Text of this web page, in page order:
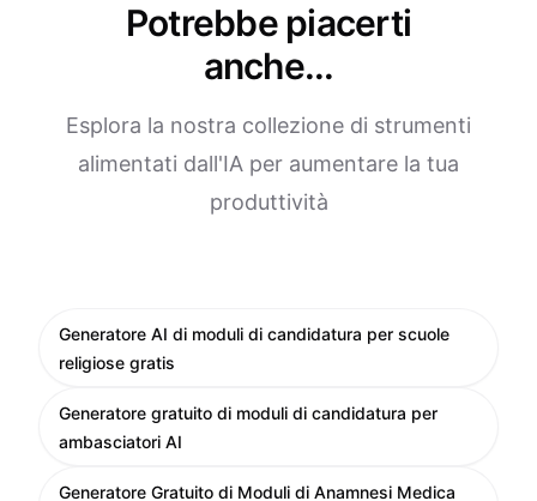
Potrebbe piacerti
anche...
Esplora la nostra collezione di strumenti
alimentati dall'IA per aumentare la tua
produttività
Generatore AI di moduli di candidatura per scuole
religiose gratis
Generatore gratuito di moduli di candidatura per
ambasciatori AI
Generatore Gratuito di Moduli di Anamnesi Medica